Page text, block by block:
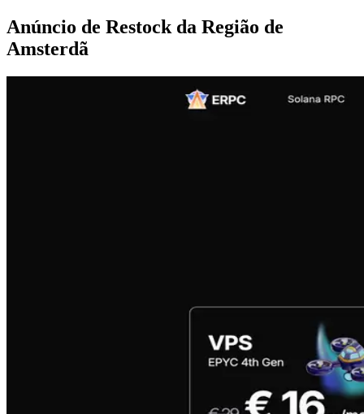
Anúncio de Restock da Região de
Amsterdã